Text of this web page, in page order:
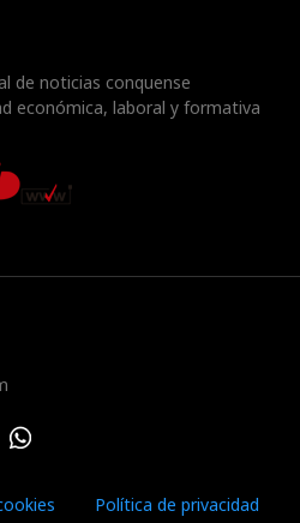
de noticias conquense
económica, laboral y formativa
WhatsApp
Política de privacidad